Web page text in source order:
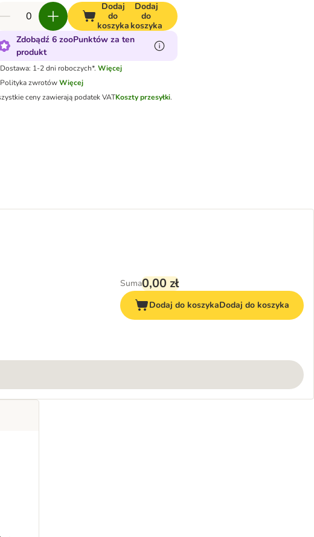
Dodaj
do
koszyka
Dodaj
do
koszyka
Zdobądź 6 zooPunktów za ten
produkt
Dostawa: 1-2 dni roboczych*. Więcej
Polityka zwrotów Więcej
ceny zawierają podatek VATKoszty przesyłki.
Suma0,00 zł
Dodaj do koszykaDodaj do koszyka